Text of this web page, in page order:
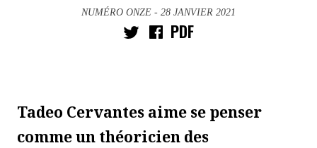
NUMÉRO ONZE - 28 JANVIER 2021
PDF
Tadeo Cervantes aime se penser
comme un théoricien des